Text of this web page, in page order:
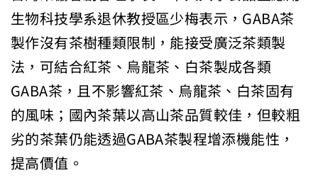
生物科技學系退休教授區少梅表示，GABA茶
製作沒有茶樹種類限制，能接受廣泛茶類製
法，可結合紅茶、烏龍茶、白茶製成各類
GABA茶，且不影響紅茶、烏龍茶、白茶固有
的風味；國內茶葉以高山茶品質較佳，但較粗
劣的茶葉仍能透過GABA茶製程增添機能性，
提高價值。